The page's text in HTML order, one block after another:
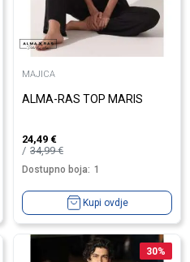
MAJICA
ALMA-RAS TOP MARIS
24,49 €
34,99€
Dostupno boja: 1
Kupi ovdje
30%